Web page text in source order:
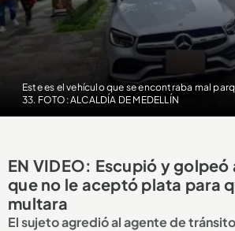
Este es el vehículo que se encontraba mal
33. FOTO: ALCALDÍA DE MEDELLÍN
EN VIDEO: Escupió y golpeó
que no le aceptó plata para
multara
El sujeto agredió al agente de